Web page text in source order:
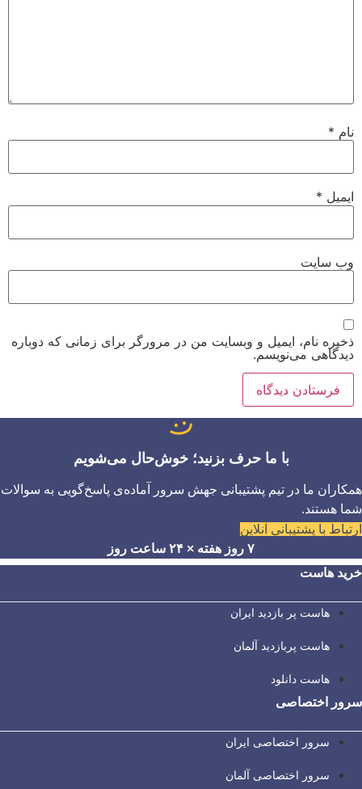
نام *
ایمیل *
وب‌ سایت
ذخیره نام، ایمیل و وبسایت من در مرورگر برای زمانی که دوباره
دیدگاهی می‌نویسم.
با ما حرف بزنید؛ خوش‌حال می‌شویم
همکاران ما در تیم پشتیبانی جهش سرور آماده‌ی پاسخ‌گویی به سوالات
شما هستند.
ارتباط با پشتیبانی آنلاین
۷ روز هفته × ۲۴ ساعت روز
خرید هاست
هاست پر بازدید ایران
هاست پربازدید آلمان
هاست دانلود
سرور اختصاصی
سرور اختصاصی ایران
سرور اختصاصی آلمان